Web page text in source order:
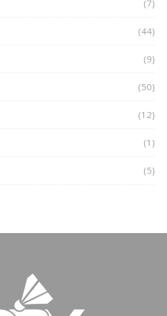
(7)
(44)
(9)
(50)
(12)
(1)
(5)